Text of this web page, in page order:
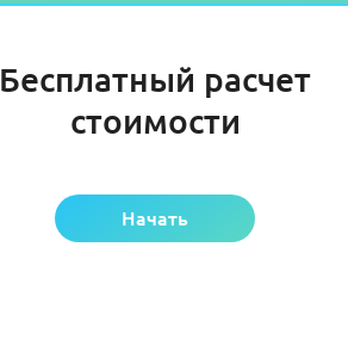
Бесплатный расчет
стоимости
Начать